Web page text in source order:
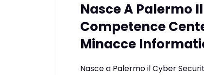
Nasce A Palermo
Competence
Minacce
Nasce a Palermo il Cyber